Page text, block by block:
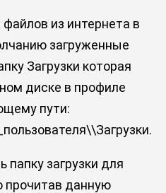
из интернета в
загруженные
Загрузки которая
диске в профиле
пути:
папку загрузки для
прочитав данную